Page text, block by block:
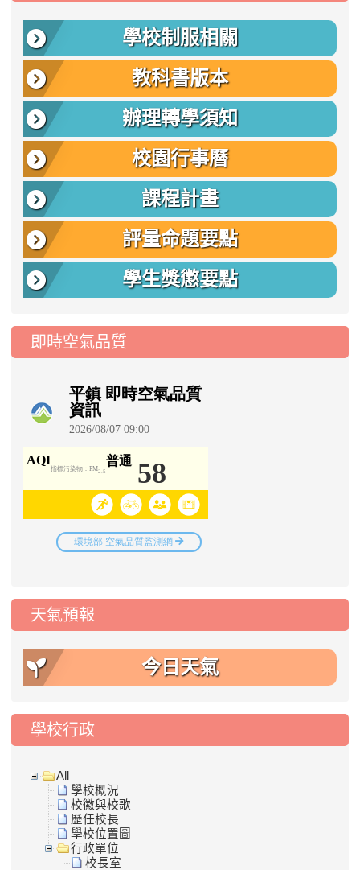
學校制服相關
教科書版本
辦理轉學須知
校園行事曆
課程計畫
評量命題要點
學生獎懲要點
即時空氣品質
天氣預報
今日天氣
學校行政
All
學校概況
校徽與校歌
歷任校長
學校位置圖
行政單位
校長室